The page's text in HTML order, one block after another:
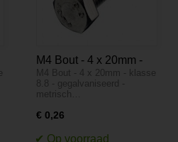
M4 Bout - 4 x 20mm -
klasse 8.8 -
gegalvaniseerd -
M4 Bout - 4 x 20mm - klasse
8.8 - gegalvaniseerd -
metrisch…
€ 0,26